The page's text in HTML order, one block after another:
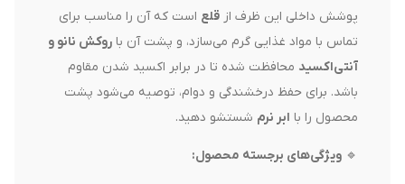
پوشش داخلی این ظرف از قلع است که آن را مناسب برای
تماس با مواد غذایی گرم می‌سازد، و پشت آن با روکش نانو و
آنتی‌اکسید محافظت شده تا در برابر اکسید شدن مقاوم
باشد. برای حفظ درخشندگی و دوام، توصیه می‌شود پشت
محصول را با ابر نرم شستشو دهید.
🔹 ویژگی‌های برجسته محصول: